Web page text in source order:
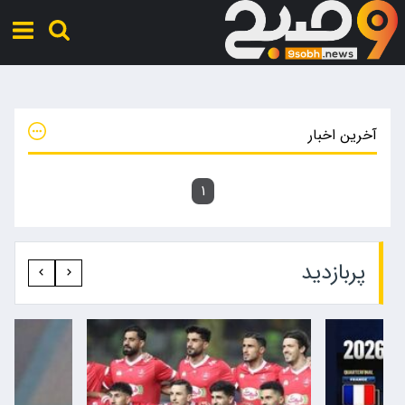
آخرین اخبار
۱
پربازدید